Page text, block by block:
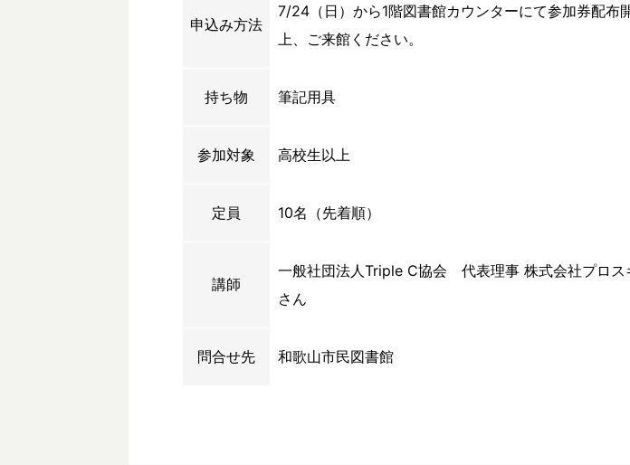
申込み方法
7/24（日）から1階図書館カウンターにて参加券配布
上、ご来館ください。
持ち物 筆記用具
参加対象 高校生以上
定員 10名（先着順）
講師
一般社団法人Triple C協会 代表理事 株式会社プロ
さん
問合せ先 和歌山市民図書館